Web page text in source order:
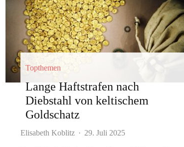
Topthemen
Lange Haftstrafen nach
Diebstahl von keltischem
Goldschatz
Elisabeth Koblitz · 29. Juli 2025